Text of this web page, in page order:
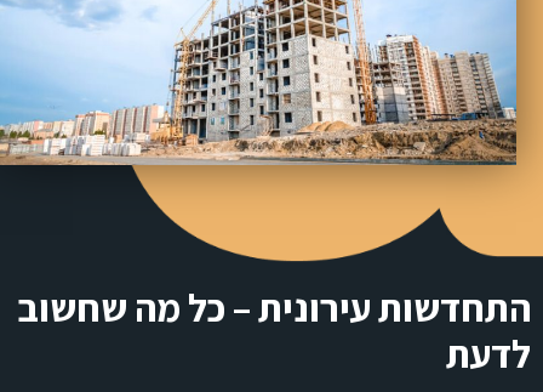
התחדשות עירונית – כל מה שחשוב
לדעת